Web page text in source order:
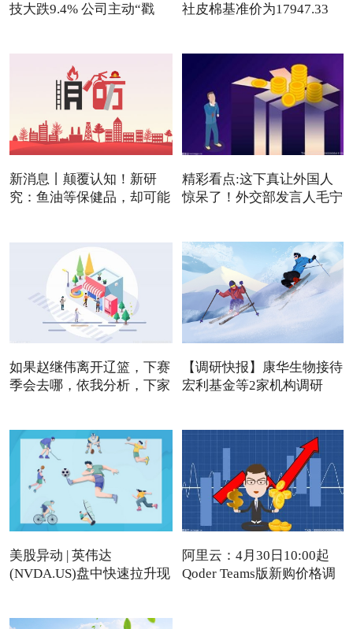
技大跌9.4% 公司主动“戳
社皮棉基准价为17947.33
新消息丨颠覆认知！新研
究：鱼油等保健品，却可能
精彩看点:这下真让外国人
惊呆了！外交部发言人毛宁
如果赵继伟离开辽篮，下赛
季会去哪，依我分析，下家
【调研快报】康华生物接待
宏利基金等2家机构调研
美股异动 | 英伟达
(NVDA.US)盘中快速拉升现
阿里云：4月30日10:00起
Qoder Teams版新购价格调